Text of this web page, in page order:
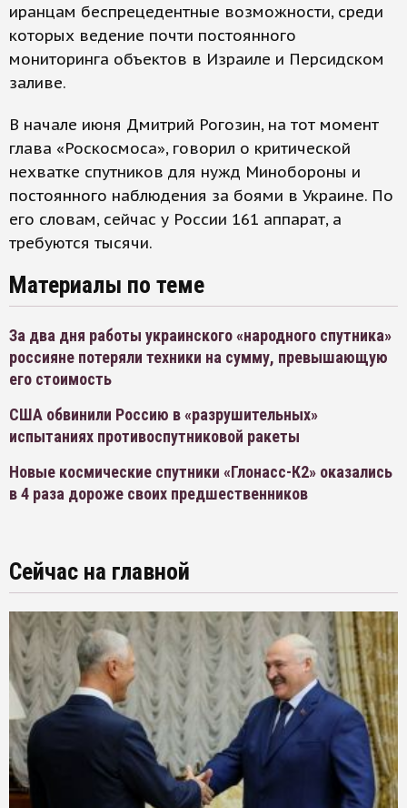
иранцам беспрецедентные возможности, среди
которых ведение почти постоянного
мониторинга объектов в Израиле и Персидском
заливе.
В начале июня Дмитрий Рогозин, на тот момент
глава «Роскосмоса», говорил о критической
нехватке спутников для нужд Минобороны и
постоянного наблюдения за боями в Украине. По
его словам, сейчас у России 161 аппарат, а
требуются тысячи.
Материалы по теме
За два дня работы украинского «народного спутника»
россияне потеряли техники на сумму, превышающую
его стоимость
США обвинили Россию в «разрушительных»
испытаниях противоспутниковой ракеты
Новые космические спутники «Глонасс-К2» оказались
в 4 раза дороже своих предшественников
Сейчас на главной